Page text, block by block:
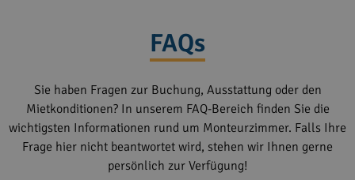
FAQs
Sie haben Fragen zur Buchung, Ausstattung oder den
Mietkonditionen? In unserem FAQ-Bereich finden Sie die
wichtigsten Informationen rund um Monteurzimmer. Falls Ihre
Frage hier nicht beantwortet wird, stehen wir Ihnen gerne
persönlich zur Verfügung!